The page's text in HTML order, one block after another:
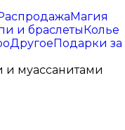
Магия
и браслетыКолье
ДругоеПодарки за
и муассанитами